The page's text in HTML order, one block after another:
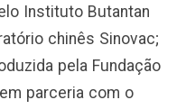
Instituto Butantan
chinês Sinovac;
pela Fundação
parceria com o